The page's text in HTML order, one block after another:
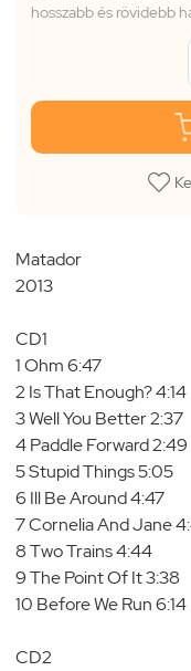
hosszabb és rövidebb
Matador
2013
CD1
1 Ohm 6:47
2 Is That Enough? 4:14
3 Well You Better 2:37
4 Paddle Forward 2:49
5 Stupid Things 5:05
6 Ill Be Around 4:47
7 Cornelia And Jane
8 Two Trains 4:44
9 The Point Of It 3:38
10 Before We Run 6:14
CD2